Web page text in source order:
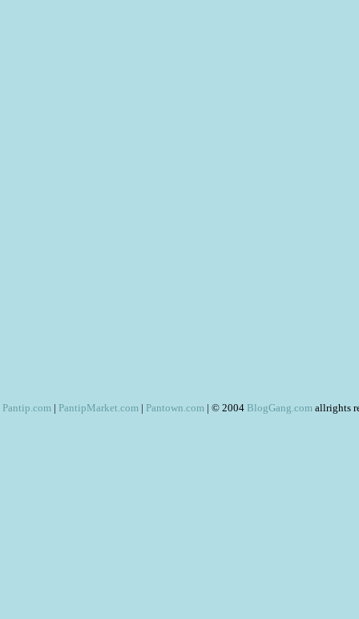
Pantip.com | PantipMarket.com | Pantown.com | © 2004 BlogGang.com allrights